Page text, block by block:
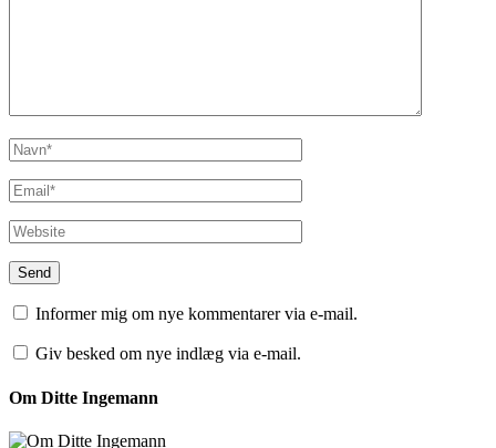
Informer mig om nye kommentarer via e-mail.
Giv besked om nye indlæg via e-mail.
Om Ditte Ingemann